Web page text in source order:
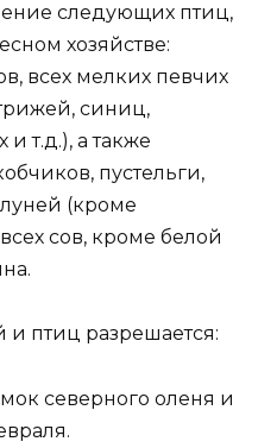
следующих птиц,
хозяйстве:
всех мелких певчих
синиц,
т.д.), а также
пустельги,
(кроме
сов, кроме белой
и птиц разрешается:
северного оленя и